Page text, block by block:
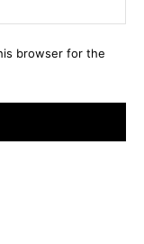
browser for the